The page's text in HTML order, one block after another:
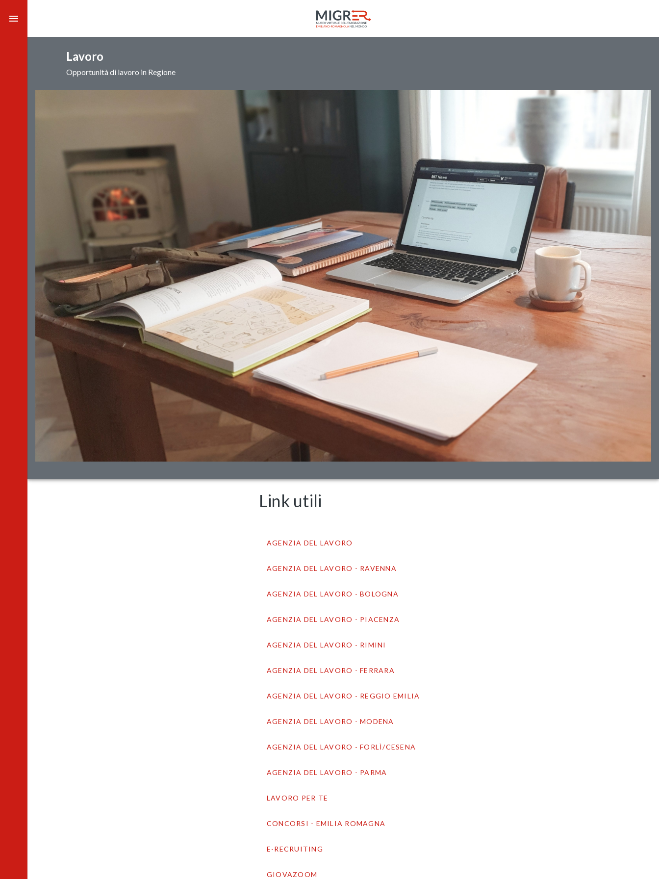
menu
Lavoro
Opportunità di lavoro in Regione
Link utili
AGENZIA DEL LAVORO
AGENZIA DEL LAVORO - RAVENNA
AGENZIA DEL LAVORO - BOLOGNA
AGENZIA DEL LAVORO - PIACENZA
AGENZIA DEL LAVORO - RIMINI
AGENZIA DEL LAVORO - FERRARA
AGENZIA DEL LAVORO - REGGIO EMILIA
AGENZIA DEL LAVORO - MODENA
AGENZIA DEL LAVORO - FORLÌ/CESENA
AGENZIA DEL LAVORO - PARMA
LAVORO PER TE
CONCORSI - EMILIA ROMAGNA
E-RECRUITING
GIOVAZOOM